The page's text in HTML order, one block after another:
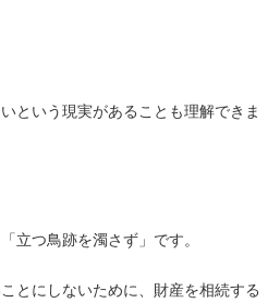
という現実があることも理解できま
立つ鳥跡を濁さず」です。
とにしないために、財産を相続する